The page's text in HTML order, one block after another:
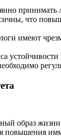
принимать
что
имеют
образ
повышения